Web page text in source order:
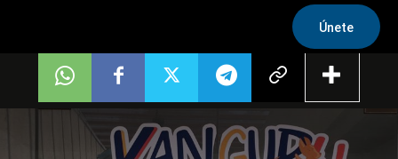
Únete